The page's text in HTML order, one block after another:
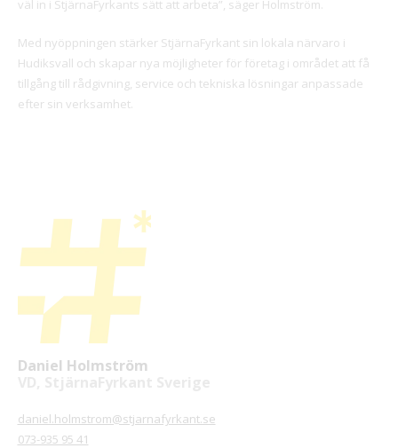
väl in i StjärnaFyrkants sätt att arbeta”, säger Holmström.
Med nyöppningen stärker StjärnaFyrkant sin lokala närvaro i
Hudiksvall och skapar nya möjligheter för företag i området att få
tillgång till rådgivning, service och tekniska lösningar anpassade
efter sin verksamhet.
Daniel Holmström
daniel.holmstrom@stjarnafyrkant.se
073-935 95 41